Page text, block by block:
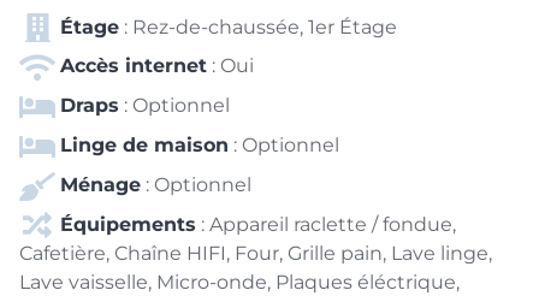
Étage : Rez-de-chaussée, 1er Étage
Accès internet : Oui
Draps : Optionnel
Linge de maison : Optionnel
Ménage : Optionnel
Équipements : Appareil raclette / fondue,
Cafetière, Chaîne HIFI, Four, Grille pain, Lave linge,
Lave vaisselle, Micro-onde, Plaques éléctrique,